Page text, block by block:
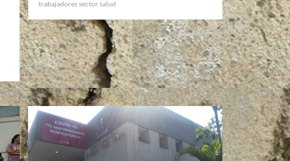
trabajadores sector salud